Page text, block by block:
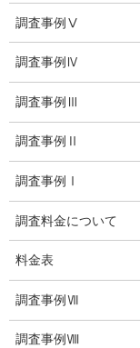
児童虐待防止対策
子供のいじめ相談
いじめ相談・愛
子供のいじめ問
日本版DBS
結婚前の行動調査
調査事例Ⅴ
調査事例Ⅳ
調査事例Ⅲ
調査事例Ⅱ
調査事例Ⅰ
調査料金について
料金表
調査事例Ⅶ
調査事例Ⅷ